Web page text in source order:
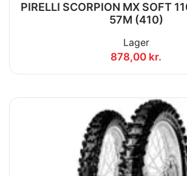
PIRELLI SCORPION MX SOFT
57M (410)
Lager
878,00 kr.